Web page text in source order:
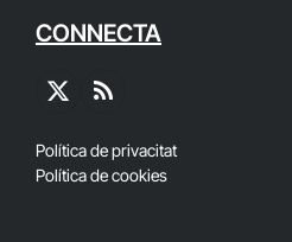
CONNECTA
X
RSS
Política de privacitat
Política de cookies